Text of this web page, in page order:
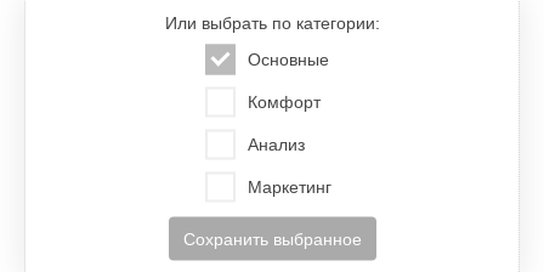
Или выбрать по категории:
Основные
Комфорт
Анализ
Маркетинг
Сохранить выбранное